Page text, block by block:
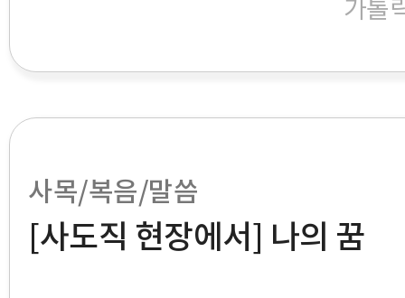
가톨
사목/복음/말씀
[사도직 현장에서] 나의 꿈